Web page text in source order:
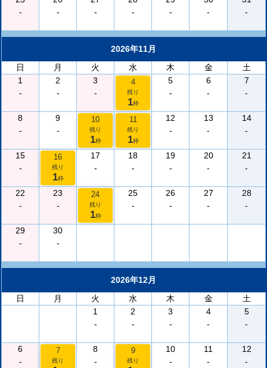
-
-
-
-
-
-
-
2026年11月
日
月 火 水 木 金
土
1
-
2
-
3
-
4
残り
1枠
5
-
6
-
7
-
8
-
9
-
10
残り
1枠
11
残り
1枠
12
-
13
-
14
-
15
-
16
残り
1枠
17
-
18
-
19
-
20
-
21
-
22
-
23
-
24
残り
1枠
25
-
26
-
27
-
28
-
29
-
30
-
2026年12月
日
月 火 水 木 金
土
1
-
2
-
3
-
4
-
5
-
6
-
7
残り
8
-
9
残り
10
-
11
-
12
-